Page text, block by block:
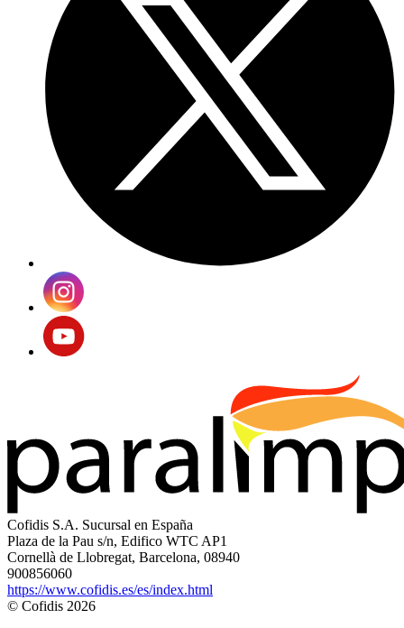
Cofidis S.A. Sucursal en España
Plaza de la Pau s/n, Edifico WTC AP1
Cornellà de Llobregat, Barcelona, 08940
900856060
https://www.cofidis.es/es/index.html
© Cofidis 2026